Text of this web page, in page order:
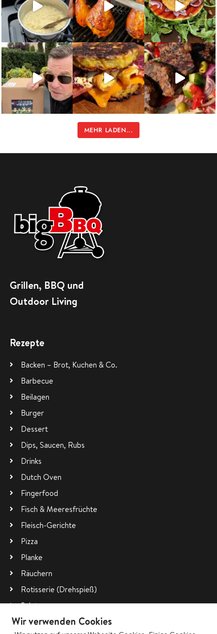
MEHR LADEN...
Grillen, BBQ und
Outdoor Living
Rezepte
Backen – Brot, Kuchen & Co.
Barbecue
Beilagen
Burger
Dessert
Dips, Saucen, Rubs
Drinks
Dutch Oven
Fingerfood
Fisch & Meeresfrüchte
Fleisch-Gerichte
Pizza
Planke
Räuchern
Rotisserie (Drehspieß)
Salate
Vegetarisch
Wir verwenden Cookies